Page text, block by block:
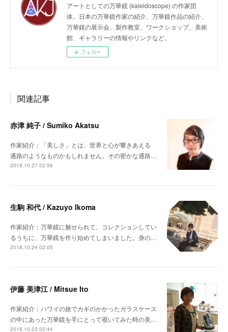
アートとしての万華鏡 (kaleidoscope) の作家団
体。日本の万華鏡作家の紹介、万華鏡作品の紹介、
万華鏡の展示会、製作教室、ワークショップ、美術
館、ギャラリーの情報やリンクなど。
フォロー
関連記事
赤津 純子 / Sumiko Akatsu
作家紹介：「美しさ」とは、世界と心が響きあえる
通路のようなものかもしれません。その密かな通路…
2018.10.27 02:56
生駒 和代 / Kazuyo Ikoma
作家紹介：万華鏡に魅せられて、コレクションしてい
るうちに、万華鏡を作り始めてしまいました。身の…
2018.10.24 02:05
伊藤 美津江 / Mitsue Ito
作家紹介：ハワイの旅でカギのかかったガラスケース
の中にあった万華鏡を手にとって覗いてみた時の美…
2018.10.23 02:44